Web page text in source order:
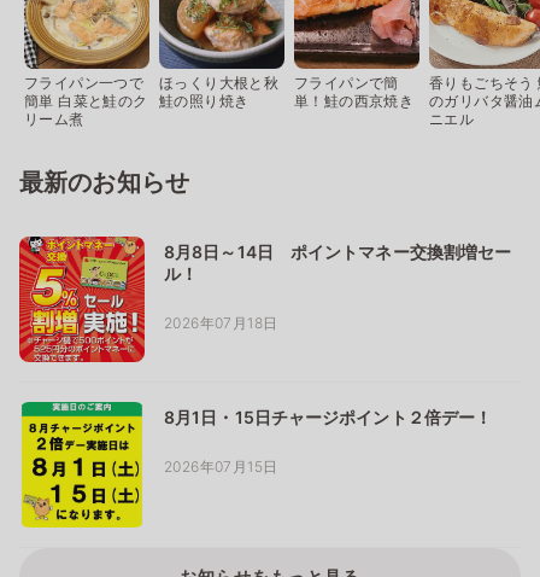
フライパン一つで
簡単 白菜と鮭のク
リーム煮
ほっくり大根と秋
鮭の照り焼き
フライパンで簡
単！鮭の西京焼き
香りもごちそう
のガリバタ醤油
ニエル
最新のお知らせ
8月8日～14日 ポイントマネー交換割増セー
ル！
2026年07月18日
8月1日・15日チャージポイント２倍デー！
2026年07月15日